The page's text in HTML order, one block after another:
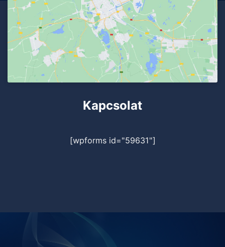
Kapcsolat
[wpforms id="59631"]